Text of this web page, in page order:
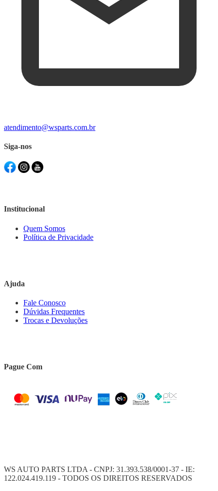
atendimento@wsparts.com.br
Siga-nos
Institucional
Quem Somos
Política de Privacidade
Ajuda
Fale Conosco
Dúvidas Frequentes
Trocas e Devoluções
Pague Com
WS AUTO PARTS LTDA - CNPJ: 31.393.538/0001-37 - IE:
122.024.419.119 - TODOS OS DIREITOS RESERVADOS